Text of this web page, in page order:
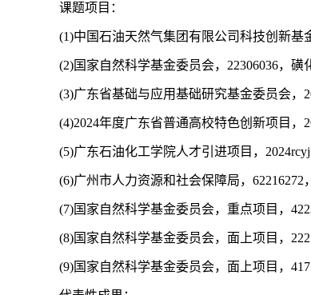
课题项目：
(1)中国石油天然气集团有限公司科技创新基
(2)国家自然科学基金委员会，22306036，
(3)广东省基础与应用基础研究基金委员会，
(4)2024年度广东省普通高校特色创新项目，
(5)广东石油化工学院人才引进项目，
(6)广州市人力资源和社会保障局，
(7)国家自然科学基金委员会，重点项目，
(8)国家自然科学基金委员会，面上项目，
(9)国家自然科学基金委员会，面上项目，